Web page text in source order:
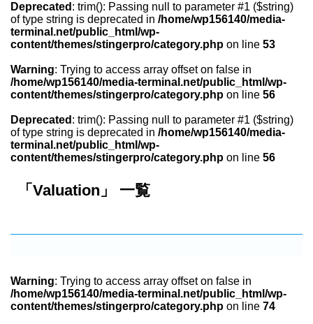
Deprecated : trim(): Passing null to parameter #1 ($string)
of type string is deprecated in /home/wp156140/media-
terminal.net/public_html/wp-
content/themes/stingerpro/category.php on line 53
Warning: Trying to access array offset on false in
/home/wp156140/media-terminal.net/public_html/wp-
content/themes/stingerpro/category.php on line 56
Deprecated : trim(): Passing null to parameter #1 ($string)
of type string is deprecated in /home/wp156140/media-
terminal.net/public_html/wp-
content/themes/stingerpro/category.php on line 56
「Valuation」 一覧
Warning: Trying to access array offset on false in
/home/wp156140/media-terminal.net/public_html/wp-
content/themes/stingerpro/category.php on line 74